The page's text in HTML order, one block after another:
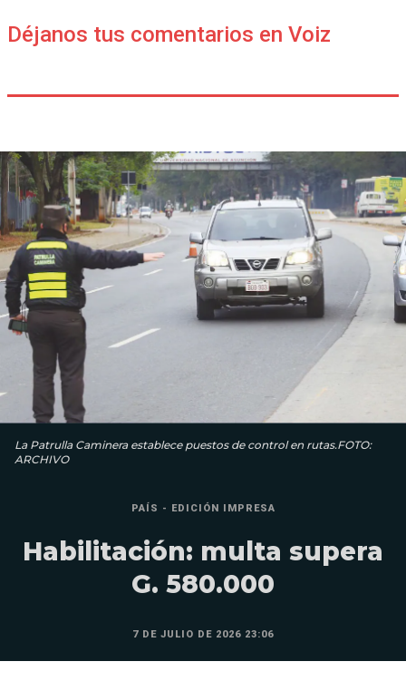
Déjanos tus comentarios en Voiz
La Patrulla Caminera establece puestos de control en rutas.FOTO:
ARCHIVO
PAÍS - EDICIÓN IMPRESA
Habilitación: multa supera
G. 580.000
7 DE JULIO DE 2026 23:06